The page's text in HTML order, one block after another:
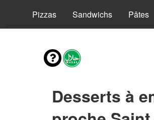
Pizzas Sandwichs Pâtes
Desserts à